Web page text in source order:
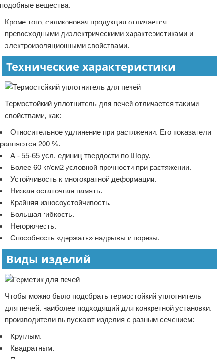
подобные вещества.
Кроме того, силиконовая продукция отличается
превосходными диэлектрическими характеристиками и
электроизоляционными свойствами.
Технические характеристики
Термостойкий уплотнитель для печей отличается такими
свойствами, как:
Относительное удлинение при растяжении. Его показатели
равняются 200 %.
А - 55-65 усл. единиц твердости по Шору.
Более 60 кг/см2 условной прочности при растяжении.
Устойчивость к многократной деформации.
Низкая остаточная память.
Крайняя износоустойчивость.
Большая гибкость.
Негорючесть.
Способность «держать» надрывы и порезы.
Виды изделий
Чтобы можно было подобрать термостойкий уплотнитель
для печей, наиболее подходящий для конкретной установки,
производители выпускают изделия с разным сечением:
Круглым.
Квадратным.